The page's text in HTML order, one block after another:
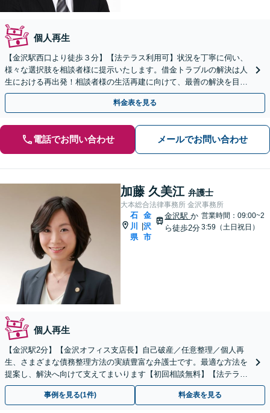
個人再生
【金沢駅西口より徒歩３分】【法テラス利用可】状況を丁寧に伺い、
様々な選択肢を相談者様に提示いたします。借金トラブルの解決は人
生における再出発！相談者様の生活再建に向けて、最善の解決を目指
します【初回面談無料】お気軽にご相談ください。
料金表を見る
電話でお問い合わせ メールでお問い合わせ
加藤 久美江 弁護士
大本総合法律事務所 金沢事務所
石
川
県
|
金
沢
市
金沢駅か
ら徒歩2分
営業時間：09:00~2
3:59（土日祝日）
個人再生
【金沢駅2分】【金沢オフィス支店長】自己破産／任意整理／個人再
生、さまざまな債務整理方法の実績豊富な弁護士です。最適な方法を
提案し、解決へ向けて支えてまいります【初回相談無料】【法テラス
利用可】申立て費用の不安もご相談ください
事例を見る(1件) 料金表を見る